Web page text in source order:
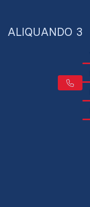
ALIQUANDO 3